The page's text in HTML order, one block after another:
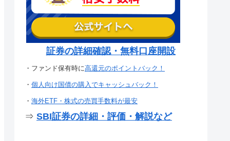
証券の詳細確認・無料口座開設
・ファンド保有時に高還元のポイントバック！
・ 個人向け国債の購入でキャッシュバック！
・ 海外ETF・株式の売買手数料が最安
⇒ SBI証券の詳細・評価・解説など